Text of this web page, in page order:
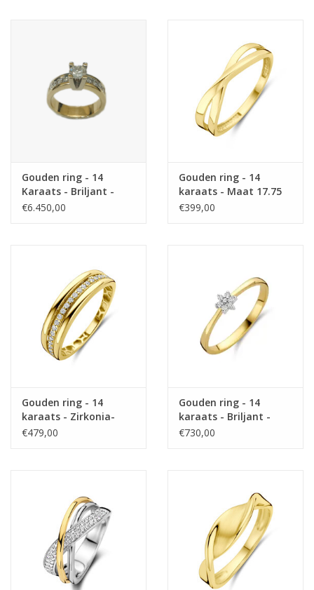
Gouden ring - 14
Karaats - Briljant -
Maat 17.75
€6.450,00
Gouden ring - 14
karaats - Maat 17.75
€399,00
Gouden ring - 14
karaats - Zirkonia-
Maat 18.5
€479,00
Gouden ring - 14
karaats - Briljant -
0.060 crt - Maat 18
€730,00